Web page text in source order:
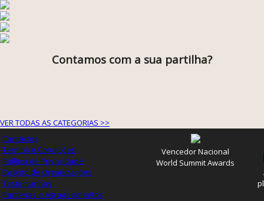
Contamos com a sua partilha?
VER TODAS AS CATEGORIAS >>
Contactos
Termos e Condições
Política de Privacidade
Registo de Organizações
Testemunhos
Parcerias e Agradecimentos
Vencedor Nacional
World Summit Awards